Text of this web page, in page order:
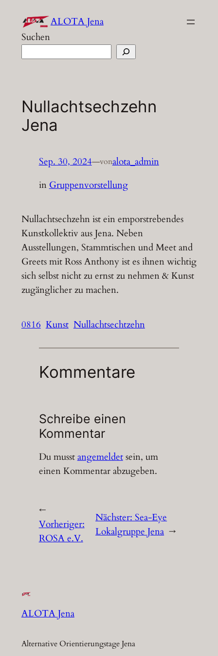
Inhalt
springen
ALOTA Jena
Suchen
Nullachtsechzehn
Jena
Sep. 30, 2024—vonalota_admin
in Gruppenvorstellung
Nullachtsechzehn ist ein emporstrebendes
Kunstkollektiv aus Jena. Neben
Ausstellungen, Stammtischen und Meet and
Greets mit Ross Anthony ist es ihnen wichtig
sich selbst nicht zu ernst zu nehmen & Kunst
zugänglicher zu machen.
0816 Kunst Nullachtsechtzehn
Kommentare
Schreibe einen
Kommentar
Du musstangemeldetsein, um
einen Kommentar abzugeben.
←
Vorheriger:
ROSA e.V.
Nächster:Sea-Eye
Lokalgruppe Jena →
ALOTA Jena
Alternative Orientierungstage Jena